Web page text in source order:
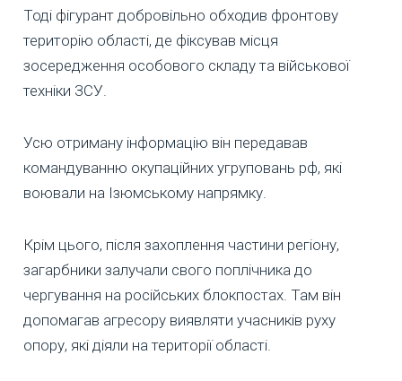
Тоді фігурант добровільно обходив фронтову
територію області, де фіксував місця
зосередження особового складу та військової
техніки ЗСУ.
Усю отриману інформацію він передавав
командуванню окупаційних угруповань рф, які
воювали на Ізюмському напрямку.
Крім цього, після захоплення частини регіону,
загарбники залучали свого поплічника до
чергування на російських блокпостах. Там він
допомагав агресору виявляти учасників руху
опору, які діяли на території області.